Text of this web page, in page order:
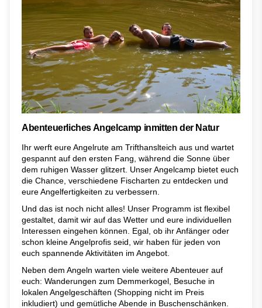
Abenteuerliches Angelcamp inmitten der Natur
Ihr werft eure Angelrute am Trifthanslteich aus und wartet
gespannt auf den ersten Fang, während die Sonne über
dem ruhigen Wasser glitzert. Unser Angelcamp bietet euch
die Chance, verschiedene Fischarten zu entdecken und
eure Angelfertigkeiten zu verbessern.
Und das ist noch nicht alles! Unser Programm ist flexibel
gestaltet, damit wir auf das Wetter und eure individuellen
Interessen eingehen können. Egal, ob ihr Anfänger oder
schon kleine Angelprofis seid, wir haben für jeden von
euch spannende Aktivitäten im Angebot.
Neben dem Angeln warten viele weitere Abenteuer auf
euch: Wanderungen zum Demmerkogel, Besuche in
lokalen Angelgeschäften (Shopping nicht im Preis
inkludiert) und gemütliche Abende in Buschenschänken.